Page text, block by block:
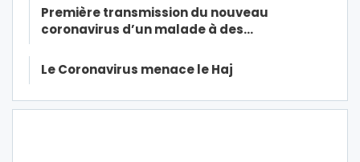
Première transmission du nouveau
coronavirus d’un malade à des…
Le Coronavirus menace le Haj